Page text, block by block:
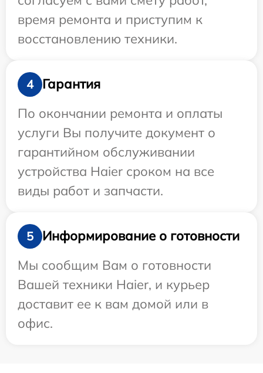
время ремонта и приступим к
восстановлению техники.
4
Гарантия
По окончании ремонта и оплаты
услуги Вы получите документ о
гарантийном обслуживании
устройства Haier сроком на все
виды работ и запчасти.
5
Информирование о готовности
Мы сообщим Вам о готовности
Вашей техники Haier, и курьер
доставит ее к вам домой или в
офис.